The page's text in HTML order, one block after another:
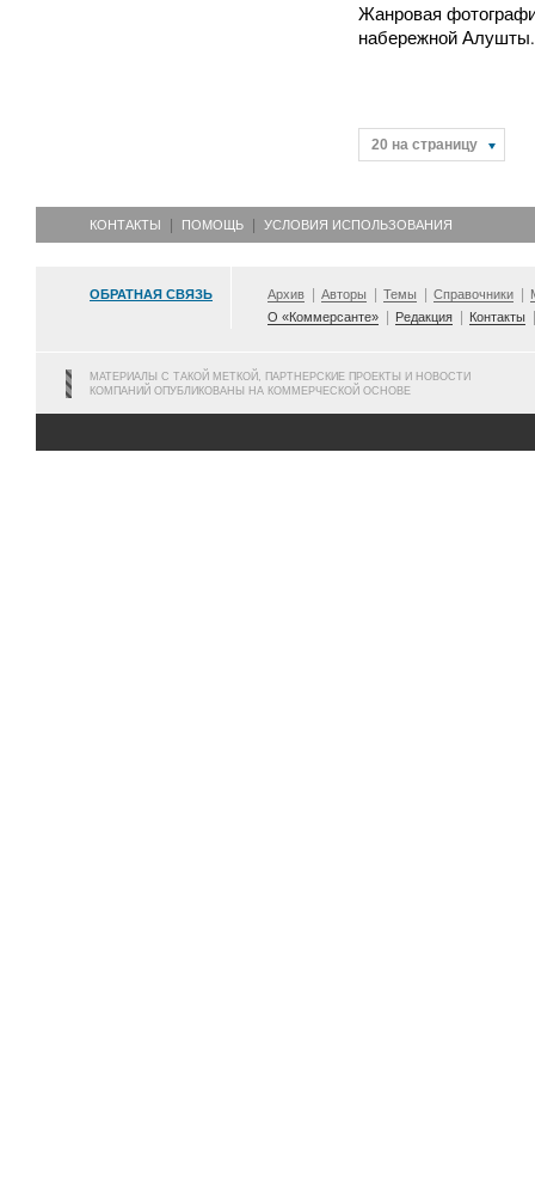
Жанровая
набережной Алушты.
20 на страницу
КОНТАКТЫ ПОМОЩЬ УСЛОВИЯ ИСПОЛЬЗОВАНИЯ
ОБРАТНАЯ СВЯЗЬ Архив Авторы Темы Справочники
О «Коммерсанте»
Редакция Контакты
МАТЕРИАЛЫ С ТАКОЙ МЕТКОЙ, ПАРТНЕРСКИЕ ПРОЕКТЫ И НОВОСТИ
КОМПАНИЙ ОПУБЛИКОВАНЫ НА КОММЕРЧЕСКОЙ ОСНОВЕ